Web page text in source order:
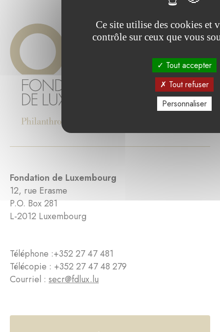
Fondation de Luxembourg
12, rue Erasme
P.O. Box 281
L-2012 Luxembourg
Téléphone :+352 27 47 481
Télécopie : +352 27 47 48 279
Courriel : secr@fdlux.lu
Ce site utilise des cookies et
contrôle sur ceux que vous
Tout accepter
Tout refuser
Personnaliser